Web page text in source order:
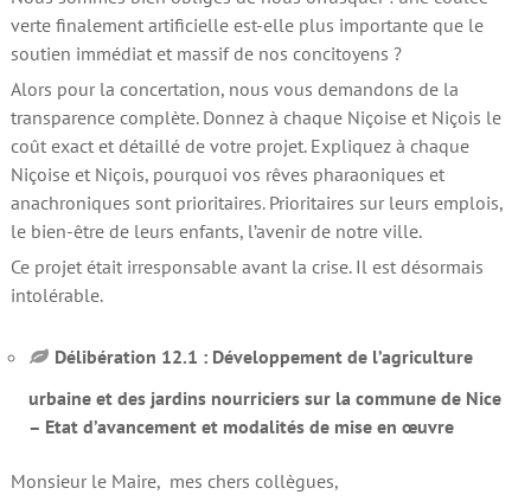
verte finalement artificielle est-elle plus importante que le
soutien immédiat et massif de nos concitoyens ?
Alors pour la concertation, nous vous demandons de la
transparence complète. Donnez à chaque Niçoise et Niçois le
coût exact et détaillé de votre projet. Expliquez à chaque
Niçoise et Niçois, pourquoi vos rêves pharaoniques et
anachroniques sont prioritaires. Prioritaires sur leurs emplois,
le bien-être de leurs enfants, l’avenir de notre ville.
Ce projet était irresponsable avant la crise. Il est désormais
intolérable.
Délibération 12.1 : Développement de l’agriculture
urbaine et des jardins nourriciers sur la commune de Nice
– Etat d’avancement et modalités de mise en œuvre
Monsieur le Maire, mes chers collègues,